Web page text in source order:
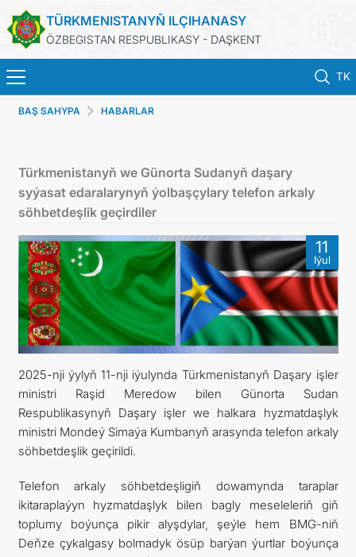
TÜRKMENISTANYŇ ILÇIHANASY
ÖZBEGISTAN RESPUBLIKASY - DAŞKENT
TK
BAŞ SAHYPA
TÜRKMENISTAN
KONSULLYK HYZMATLARY
DIM
ARAGATNAŞYK
BAŞ SAHYPA HABARLAR
Türkmenistanyň we Günorta Sudanyň daşary
syýasat edaralarynyň ýolbaşçylary telefon arkaly
söhbetdeşlik geçirdiler
11
Iýul
2025-nji ýylyň 11-nji iýulynda Türkmenistanyň Daşary işler
ministri Raşid Meredow bilen Günorta Sudan
Respublikasynyň Daşary işler we halkara hyzmatdaşlyk
ministri Mondeý Simaýa Kumbanyň arasynda telefon arkaly
söhbetdeşlik geçirildi.
Telefon arkaly söhbetdeşligiň dowamynda taraplar
ikitaraplaýyn hyzmatdaşlyk bilen bagly meseleleriň giň
toplumy boýunça pikir alyşdylar, şeýle hem BMG-niň
Deňze çykalgasy bolmadyk ösüp barýan ýurtlar boýunça